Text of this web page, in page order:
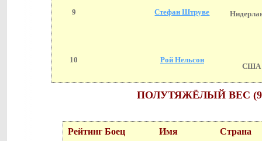
9 Стефан Штруве
10 Рой Нельсон
США
ПОЛУТЯЖЁЛЫЙ ВЕС
Рейтинг Боец Имя Страна